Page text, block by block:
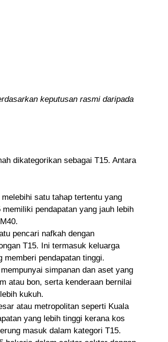
keputusan rasmi daripada
dikategorikan sebagai T15. Antara
satu tahap tertentu yang
pendapatan yang jauh lebih
pencari nafkah dengan
T15. Ini termasuk keluarga
memberi pendapatan tinggi.
simpanan dan aset yang
atau bon, serta kenderaan bernilai
kukuh.
atau metropolitan seperti Kuala
yang lebih tinggi kerana kos
masuk dalam kategori T15.